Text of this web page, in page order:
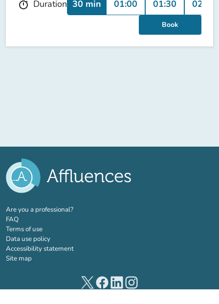
timer Duration 30 min 01:00 01:30 02:00
Book
Are you a professional?(new tab)
FAQ
Terms of use
Data use policy
Accessibility statement
Site map
(new tab)(new tab)(new tab)